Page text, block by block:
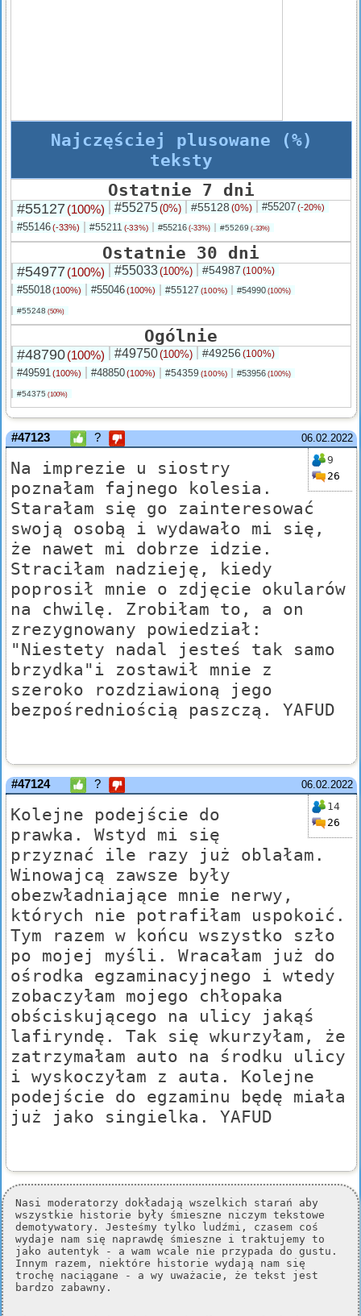
Najczęściej plusowane (%)
teksty
Ostatnie 7 dni
#55127 (100%) #55275(0%) #55128 (0%) #55207(-20%)
#55146(-33%) #55211 (-33%) #55216 (-33%) #55269 (-33%)
Ostatnie 30 dni
#54977 (100%) #55033(100%) #54987 (100%)
#55018(100%) #55046(100%) #55127 (100%) #54990 (100%)
#55248 (50%)
Ogólnie
#48790(100%) #49750(100%) #49256 (100%)
#49591(100%) #48850(100%) #54359 (100%) #53956 (100%)
#54375 (100%)
06.02.2022
#47123 ?
9
26
Na imprezie u siostry
poznałam fajnego kolesia.
Starałam się go zainteresować
swoją osobą i wydawało mi się,
że nawet mi dobrze idzie.
Straciłam nadzieję, kiedy
poprosił mnie o zdjęcie okularów
na chwilę. Zrobiłam to, a on
zrezygnowany powiedział:
"Niestety nadal jesteś tak samo
brzydka"i zostawił mnie z
szeroko rozdziawioną jego
bezpośredniością paszczą. YAFUD
06.02.2022
#47124 ?
14
26
Kolejne podejście do
prawka. Wstyd mi się
przyznać ile razy już oblałam.
Winowajcą zawsze były
obezwładniające mnie nerwy,
których nie potrafiłam uspokoić.
Tym razem w końcu wszystko szło
po mojej myśli. Wracałam już do
ośrodka egzaminacyjnego i wtedy
zobaczyłam mojego chłopaka
obściskującego na ulicy jakąś
lafiryndę. Tak się wkurzyłam, że
zatrzymałam auto na środku ulicy
i wyskoczyłam z auta. Kolejne
podejście do egzaminu będę miała
już jako singielka. YAFUD
Nasi moderatorzy dokładają wszelkich starań aby
wszystkie historie były śmieszne niczym tekstowe
demotywatory. Jesteśmy tylko ludźmi, czasem coś
wydaje nam się naprawdę śmieszne i traktujemy to
jako autentyk - a wam wcale nie przypada do gustu.
Innym razem, niektóre historie wydają nam się
trochę naciągane - a wy uważacie, że tekst jest
bardzo zabawny.